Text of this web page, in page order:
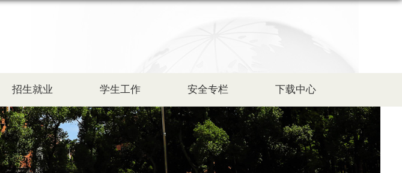
招生就业 学生工作 安全专栏 下载中心